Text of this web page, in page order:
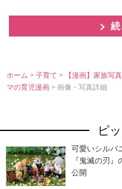
続
ホーム >子育て>
【漫画】家族写
マの育児漫画> 画像・写真詳細
ピ
可愛いシルバ
『鬼滅の刃
公開